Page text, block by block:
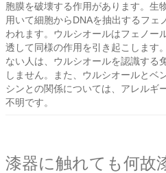
胞膜を破壊する作用があります。生
用いて細胞からDNAを抽出するフェ
われます。ウルシオールはフェノー
透して同様の作用を引き起こします
ない人は、ウルシオールを認識する
しません。また、ウルシオールとベ
シンとの関係については、アレルギ
不明です。